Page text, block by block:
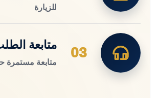
للزيارة
03
متابعة
متابعة مستمرة